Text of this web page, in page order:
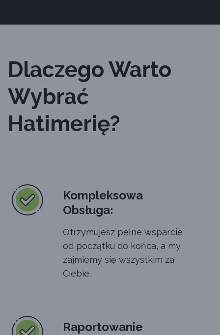
Dlaczego Warto
Wybrać
Hatimerię?
Kompleksowa
Obsługa:
Otrzymujesz pełne wsparcie
od początku do końca, a my
zajmiemy się wszystkim za
Ciebie.
Raportowanie